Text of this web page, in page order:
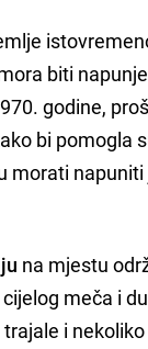
biti
godine,
bi pomogla
na mjestu
meča i
i